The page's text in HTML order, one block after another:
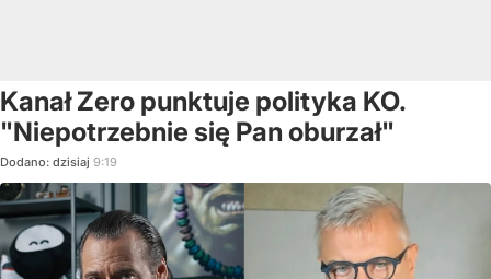
Kanał Zero punktuje polityka KO.
"Niepotrzebnie się Pan oburzał"
Dodano: dzisiaj 9:19